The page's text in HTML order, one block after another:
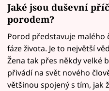
Jaké jsou duševní
porodem?
Porod představuje malého
fáze života. Je to největší
Žena tak přes někdy velké
přivádí na svět nového
většinou spojený s tím, jak